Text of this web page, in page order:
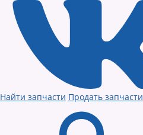
Найти запчасти Продать запчасти